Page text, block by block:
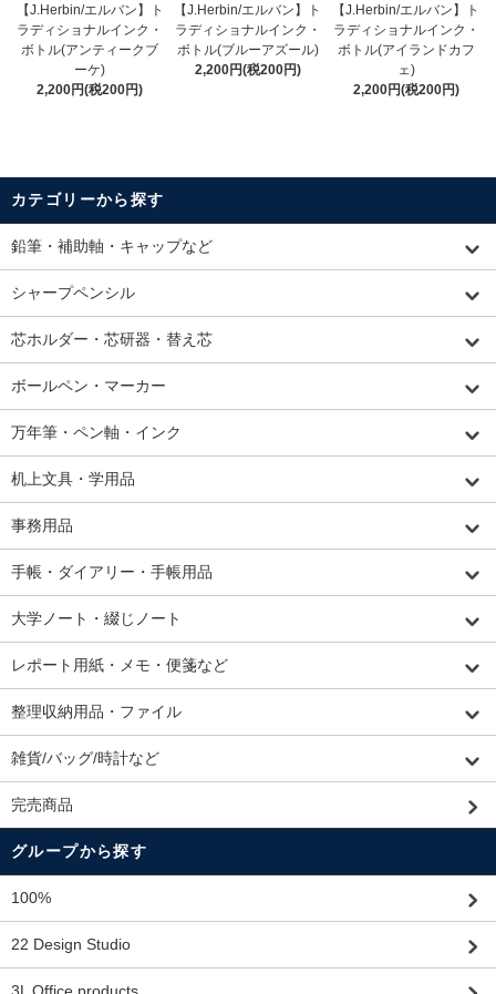
【J.Herbin/エルバン】ト
ラディショナルインク・
ボトル(アンティークブ
ーケ)
2,200円(税200円)
【J.Herbin/エルバン】ト
ラディショナルインク・
ボトル(ブルーアズール)
2,200円(税200円)
【J.Herbin/エルバン】ト
ラディショナルインク・
ボトル(アイランドカフ
ェ)
2,200円(税200円)
カテゴリーから探す
鉛筆・補助軸・キャップなど
シャープペンシル
芯ホルダー・芯研器・替え芯
ボールペン・マーカー
万年筆・ペン軸・インク
机上文具・学用品
事務用品
手帳・ダイアリー・手帳用品
大学ノート・綴じノート
レポート用紙・メモ・便箋など
整理収納用品・ファイル
雑貨/バッグ/時計など
完売商品
グループから探す
100%
22 Design Studio
3L Office products